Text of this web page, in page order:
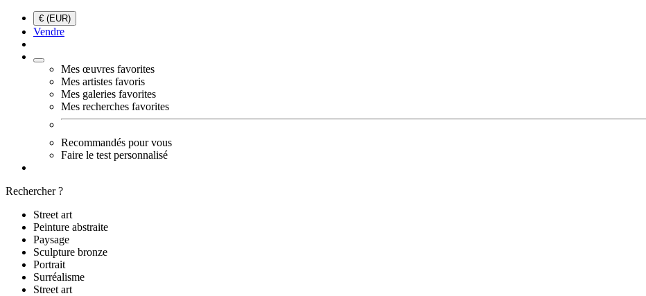
€ (EUR)
Vendre
Mes œuvres favorites
Mes artistes favoris
Mes galeries favorites
Mes recherches favorites
Recommandés pour vous
Faire le test personnalisé
Rechercher ?
Street art
Peinture abstraite
Paysage
Sculpture bronze
Portrait
Surréalisme
Street art